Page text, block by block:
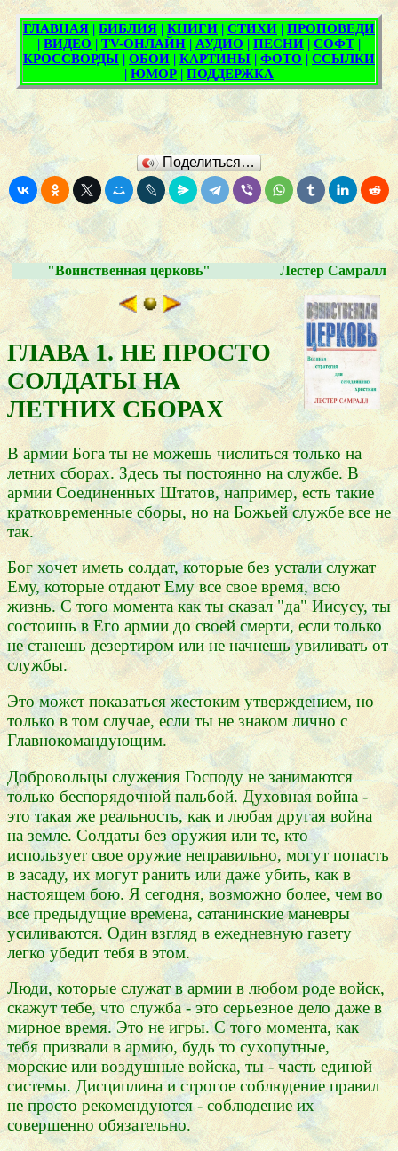
Поделиться…
"Воинственная церковь" Лестер Самралл
ГЛАВА 1. НЕ ПРОСТО
СОЛДАТЫ НА
ЛЕТНИХ СБОРАХ
В армии Бога ты не можешь числиться только на
летних сборах. Здесь ты постоянно на службе. В
армии Соединенных Штатов, например, есть такие
кратковременные сборы, но на Божьей службе все не
так.
Бог хочет иметь солдат, которые без устали служат
Ему, которые отдают Ему все свое время, всю
жизнь. С того момента как ты сказал "да" Иисусу, ты
состоишь в Его армии до своей смерти, если только
не станешь дезертиром или не начнешь увиливать от
службы.
Это может показаться жестоким утверждением, но
только в том случае, если ты не знаком лично с
Главнокомандующим.
Добровольцы служения Господу не занимаются
только беспорядочной пальбой. Духовная война -
это такая же реальность, как и любая другая война
на земле. Солдаты без оружия или те, кто
использует свое оружие неправильно, могут попасть
в засаду, их могут ранить или даже убить, как в
настоящем бою. Я сегодня, возможно более, чем во
все предыдущие времена, сатанинские маневры
усиливаются. Один взгляд в ежедневную газету
легко убедит тебя в этом.
Люди, которые служат в армии в любом роде войск,
скажут тебе, что служба - это серьезное дело даже в
мирное время. Это не игры. С того момента, как
тебя призвали в армию, будь то сухопутные,
морские или воздушные войска, ты - часть единой
системы. Дисциплина и строгое соблюдение правил
не просто рекомендуются - соблюдение их
совершенно обязательно.